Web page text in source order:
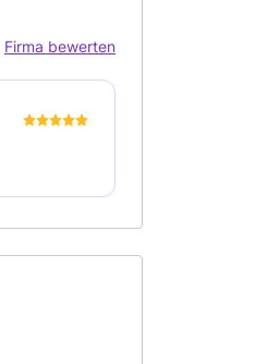
Firma bewerten